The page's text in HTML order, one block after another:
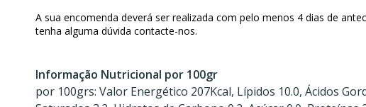
Lento
A sua encomenda deverá ser realizada com pelo menos 4 dias de
tenha alguma dúvida contacte-nos.
Informação Nutricional por 100gr
por 100grs: Valor Energético 207Kcal, Lípidos 10.0, Ácidos